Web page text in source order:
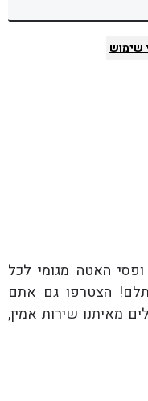
שימוש
האטה מגומי לכל
הצטרפו גם אתם
מאיתנו שירות אמין,